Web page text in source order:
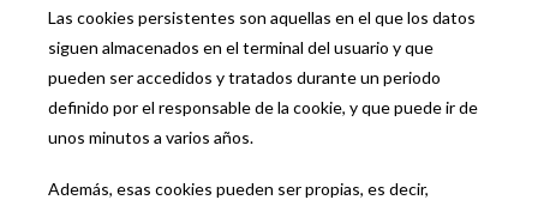
Las cookies persistentes son aquellas en el que los datos
siguen almacenados en el terminal del usuario y que
pueden ser accedidos y tratados durante un periodo
definido por el responsable de la cookie, y que puede ir de
unos minutos a varios años.
Además, esas cookies pueden ser propias, es decir,